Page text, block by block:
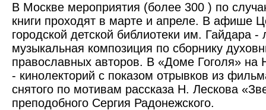
В Москве мероприятия (более 300 ) по
книги проходят в марте и апреле. В афише
городской детской библиотеки им. Гайдара -
музыкальная композиция по сборнику
православных авторов. В «Доме Гоголя» на
- кинолекторий с показом отрывков из
снятого по мотивам рассказа Н. Лескова
преподобного Сергия Радонежского.